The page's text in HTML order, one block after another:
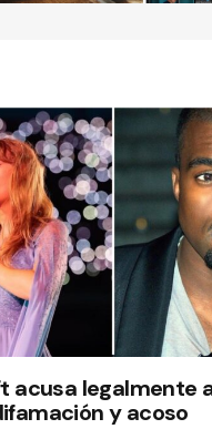
acusa legalmente
y acoso